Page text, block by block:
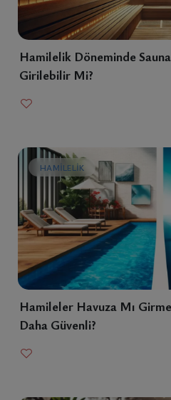
Hamilelik Döneminde
Girilebilir Mi?
HAMILELIK
Hamileler Havuza Mı
Daha Güvenli?